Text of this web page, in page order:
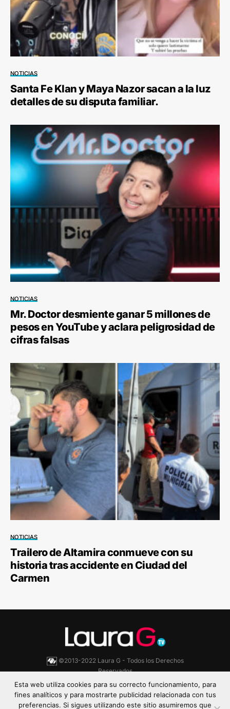
NOTICIAS
Santa Fe Klan y Maya Nazor sacan a la luz
detalles de su disputa familiar.
NOTICIAS
Mr. Doctor desmiente ganar 5 millones de
pesos en YouTube y aclara peligrosidad de
cifras falsas
NOTICIAS
Trailero de Altamira conmueve con su
historia tras accidente en Ciudad del
Carmen
©2013-2022 Laura G - Todos los Derechos
Reservados
Aviso de Privacidad Política de cookies
Esta web utiliza cookies para su correcto funcionamiento, para
fines analíticos y para mostrarte publicidad relacionada con tus
preferencias. Si sigues utilizando este sitio asumiremos que